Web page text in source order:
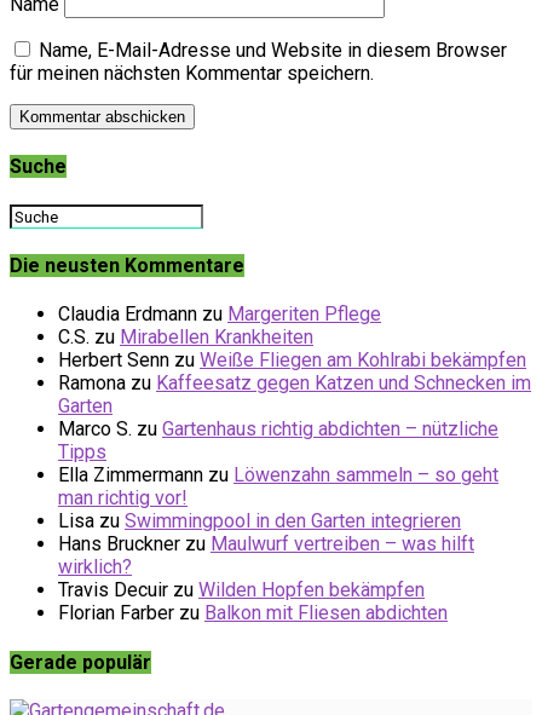
Name, E-Mail-Adresse und Website in diesem Browser
für meinen nächsten Kommentar speichern.
Suche
Die neusten Kommentare
Claudia Erdmann zu Margeriten Pflege
C.S. zu Mirabellen Krankheiten
Herbert Senn zu Weiße Fliegen am Kohlrabi bekämpfen
Ramona zu Kaffeesatz gegen Katzen und Schnecken im
Garten
Marco S. zu Gartenhaus richtig abdichten – nützliche
Tipps
Ella Zimmermann zu Löwenzahn sammeln – so geht
man richtig vor!
Lisa zu Swimmingpool in den Garten integrieren
Hans Bruckner zu Maulwurf vertreiben – was hilft
wirklich?
Travis Decuir zu Wilden Hopfen bekämpfen
Florian Farber zu Balkon mit Fliesen abdichten
Gerade populär